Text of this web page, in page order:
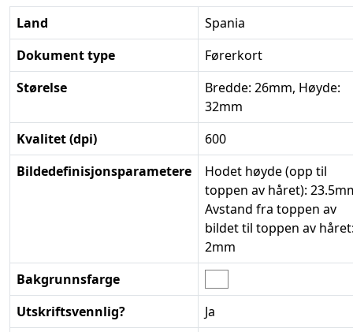
Land
Spania
Dokument type
Førerkort
Størelse
Bredde: 26mm, Høyde:
32mm
Kvalitet (dpi)
600
Bildedefinisjonsparametere
Hodet høyde (opp til
toppen av håret):
Avstand fra toppen av
bildet til toppen av
2mm
Bakgrunnsfarge
Utskriftsvennlig?
Ja